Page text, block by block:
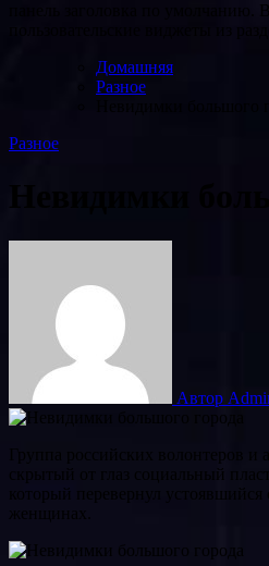
панель заголовка по умолчанию.
Домашняя
Разное
Разное
Автор
скрытый от глаз социальный
который перевернул устоявшийся
женщинах.